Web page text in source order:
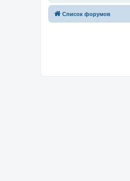
Список форумов